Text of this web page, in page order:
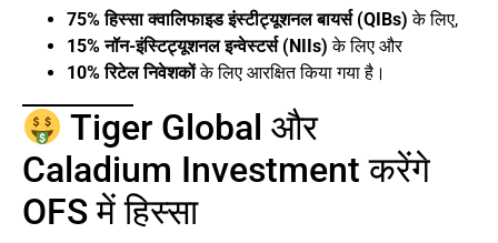
75% हिस्सा क्वालिफाइड इंस्टीट्यूशनल बायर्स (QIBs) के लिए,
15% नॉन-इंस्टिट्यूशनल इन्वेस्टर्स (NIIs) के लिए और
10% रिटेल निवेशकोंके लिए आरक्षित किया गया है।
Tiger Global और
Caladium Investment करेंगे
OFS में हिस्सा